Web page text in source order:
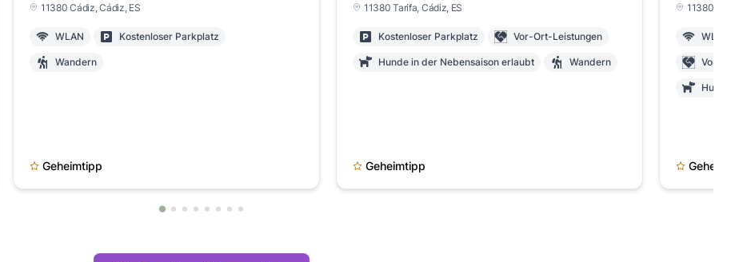
11380 Cádiz, Cádiz, ES
WLAN Kostenloser Parkplatz
Wandern
Geheimtipp
11380 Tarifa, Cádiz, ES
Kostenloser Parkplatz Vor-Ort-Leistungen
Hunde in der Nebensaison erlaubt Wandern
Geheimtipp
11380
WLAN
Vor-
Hunde